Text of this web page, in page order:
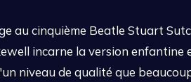
au cinquième Beatle Stuart
incarne la version enfantine
niveau de qualité que